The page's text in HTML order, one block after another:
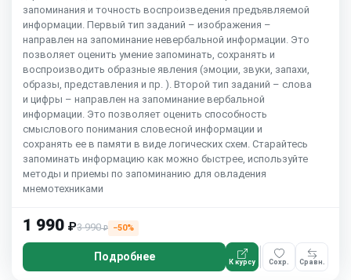
запоминания и точность воспроизведения предъявляемой
информации. Первый тип заданий – изображения –
направлен на запоминание невербальной информации. Это
позволяет оценить умение запоминать, сохранять и
воспроизводить образные явления (эмоции, звуки, запахи,
образы, представления и пр. ). Второй тип заданий – слова
и цифры – направлен на запоминание вербальной
информации. Это позволяет оценить способность
смыслового понимания словесной информации и
сохранять ее в памяти в виде логических схем. Старайтесь
запоминать информацию как можно быстрее, используйте
методы и приемы по запоминанию для овладения
мнемотехниками
1 990 ₽3 990₽ −50%
Подробнее К курсу Сохр. Сравн.